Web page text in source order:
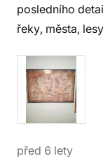
posledního
řeky, města,
před 6 lety